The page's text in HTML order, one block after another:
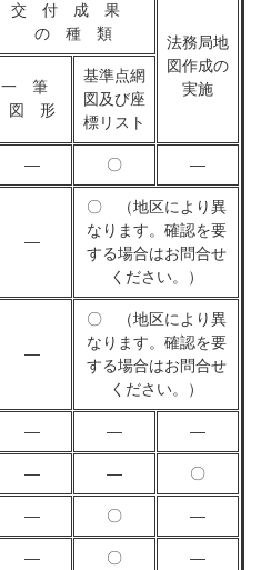
交 付 成 果
の 種 類
法務局地
図作成の
実施
一 筆
図 形
基準点網
図及び座
標リスト
― 〇 ―
―
〇 （地区により異
なります。確認を要
する場合はお問合せ
ください。）
―
〇 （地区により異
なります。確認を要
する場合はお問合せ
ください。）
― ― ―
― ― 〇
― 〇 ―
― 〇 ―